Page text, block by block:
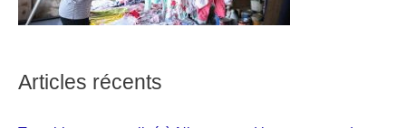
Articles récents